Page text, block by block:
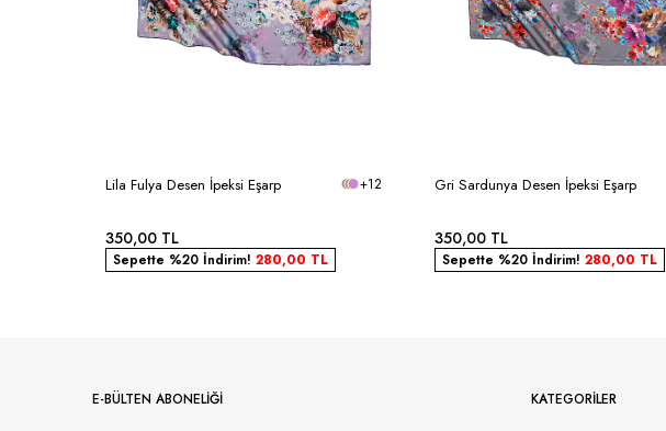
Lila Fulya Desen İpeksi Eşarp +12
350,00 TL
Sepette %20 İndirim! 280,00 TL
Gri Sardunya Desen İpeksi Eşarp
350,00 TL
Sepette %20 İndirim! 280,00 TL
E-BÜLTEN ABONELİĞİ KATEGORILER